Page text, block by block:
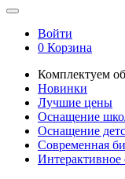
Войти
0 Корзина
Комплектуем
Новинки
Лучшие цены
Оснащение
Оснащение
Современная
Интерактивное